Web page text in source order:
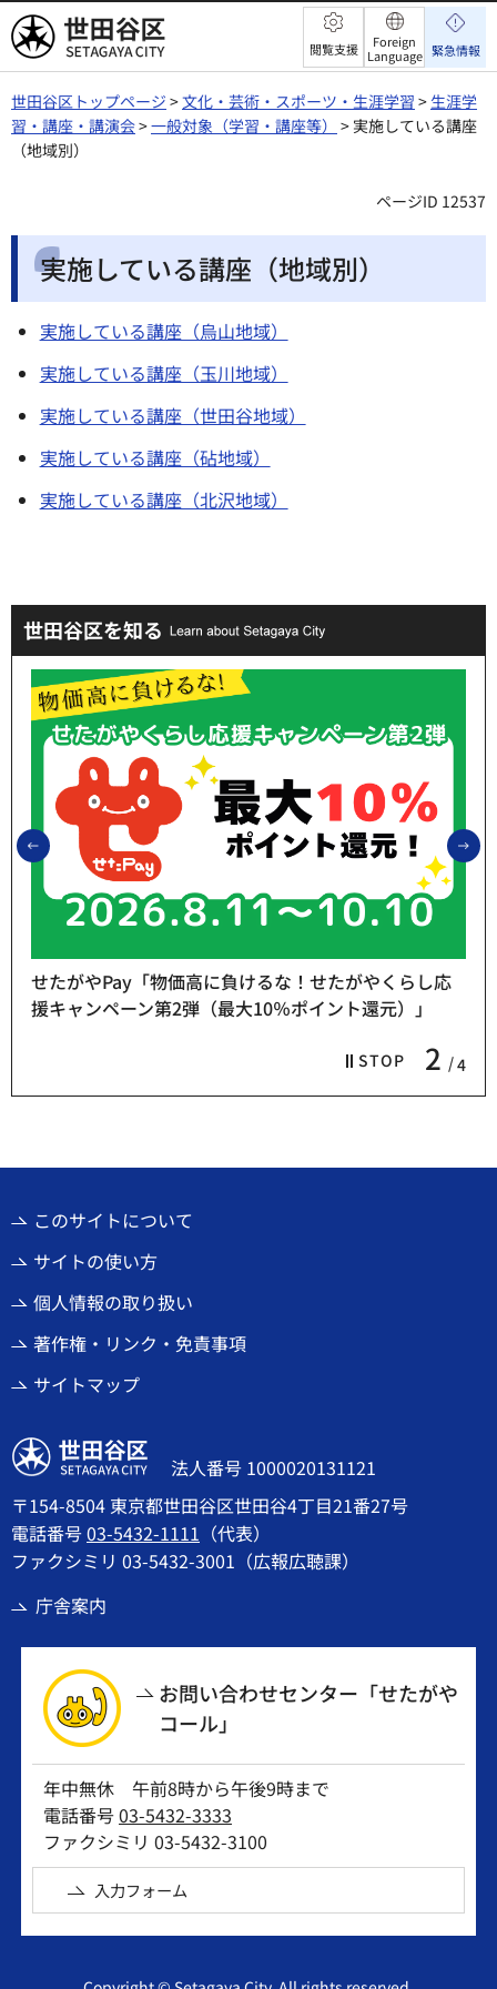
世田谷区 閲覧支援
Foreign
Language 緊急情報
世田谷区トップページ >文化・芸術・スポーツ・生涯学習 > 生涯学
習・講座・講演会>一般対象（学習・講座等） > 実施している講座
（地域別）
ページID 12537
実施している講座（地域別）
実施している講座（烏山地域）
実施している講座（玉川地域）
実施している講座（世田谷地域）
実施している講座（砧地域）
実施している講座（北沢地域）
世田谷区を知る
前のスライドを表示
STOP 2 4
せたがやPay「物価高に負けるな！せたがやくらし応
援キャンペーン第2弾（最大10％ポイント還元）」
このサイトについて
サイトの使い方
個人情報の取り扱い
著作権・リンク・免責事項
サイトマップ
世田谷区
法人番号 1000020131121
〒154-8504 東京都世田谷区世田谷4丁目21番27号
電話番号03-5432-1111 （代表）
ファクシミリ 03-5432-3001（広報広聴課）
庁舎案内
お問い合わせセンター「せたがや
コール」
年中無休 午前8時から午後9時まで
電話番号03-5432-3333
ファクシミリ 03-5432-3100
入力フォーム